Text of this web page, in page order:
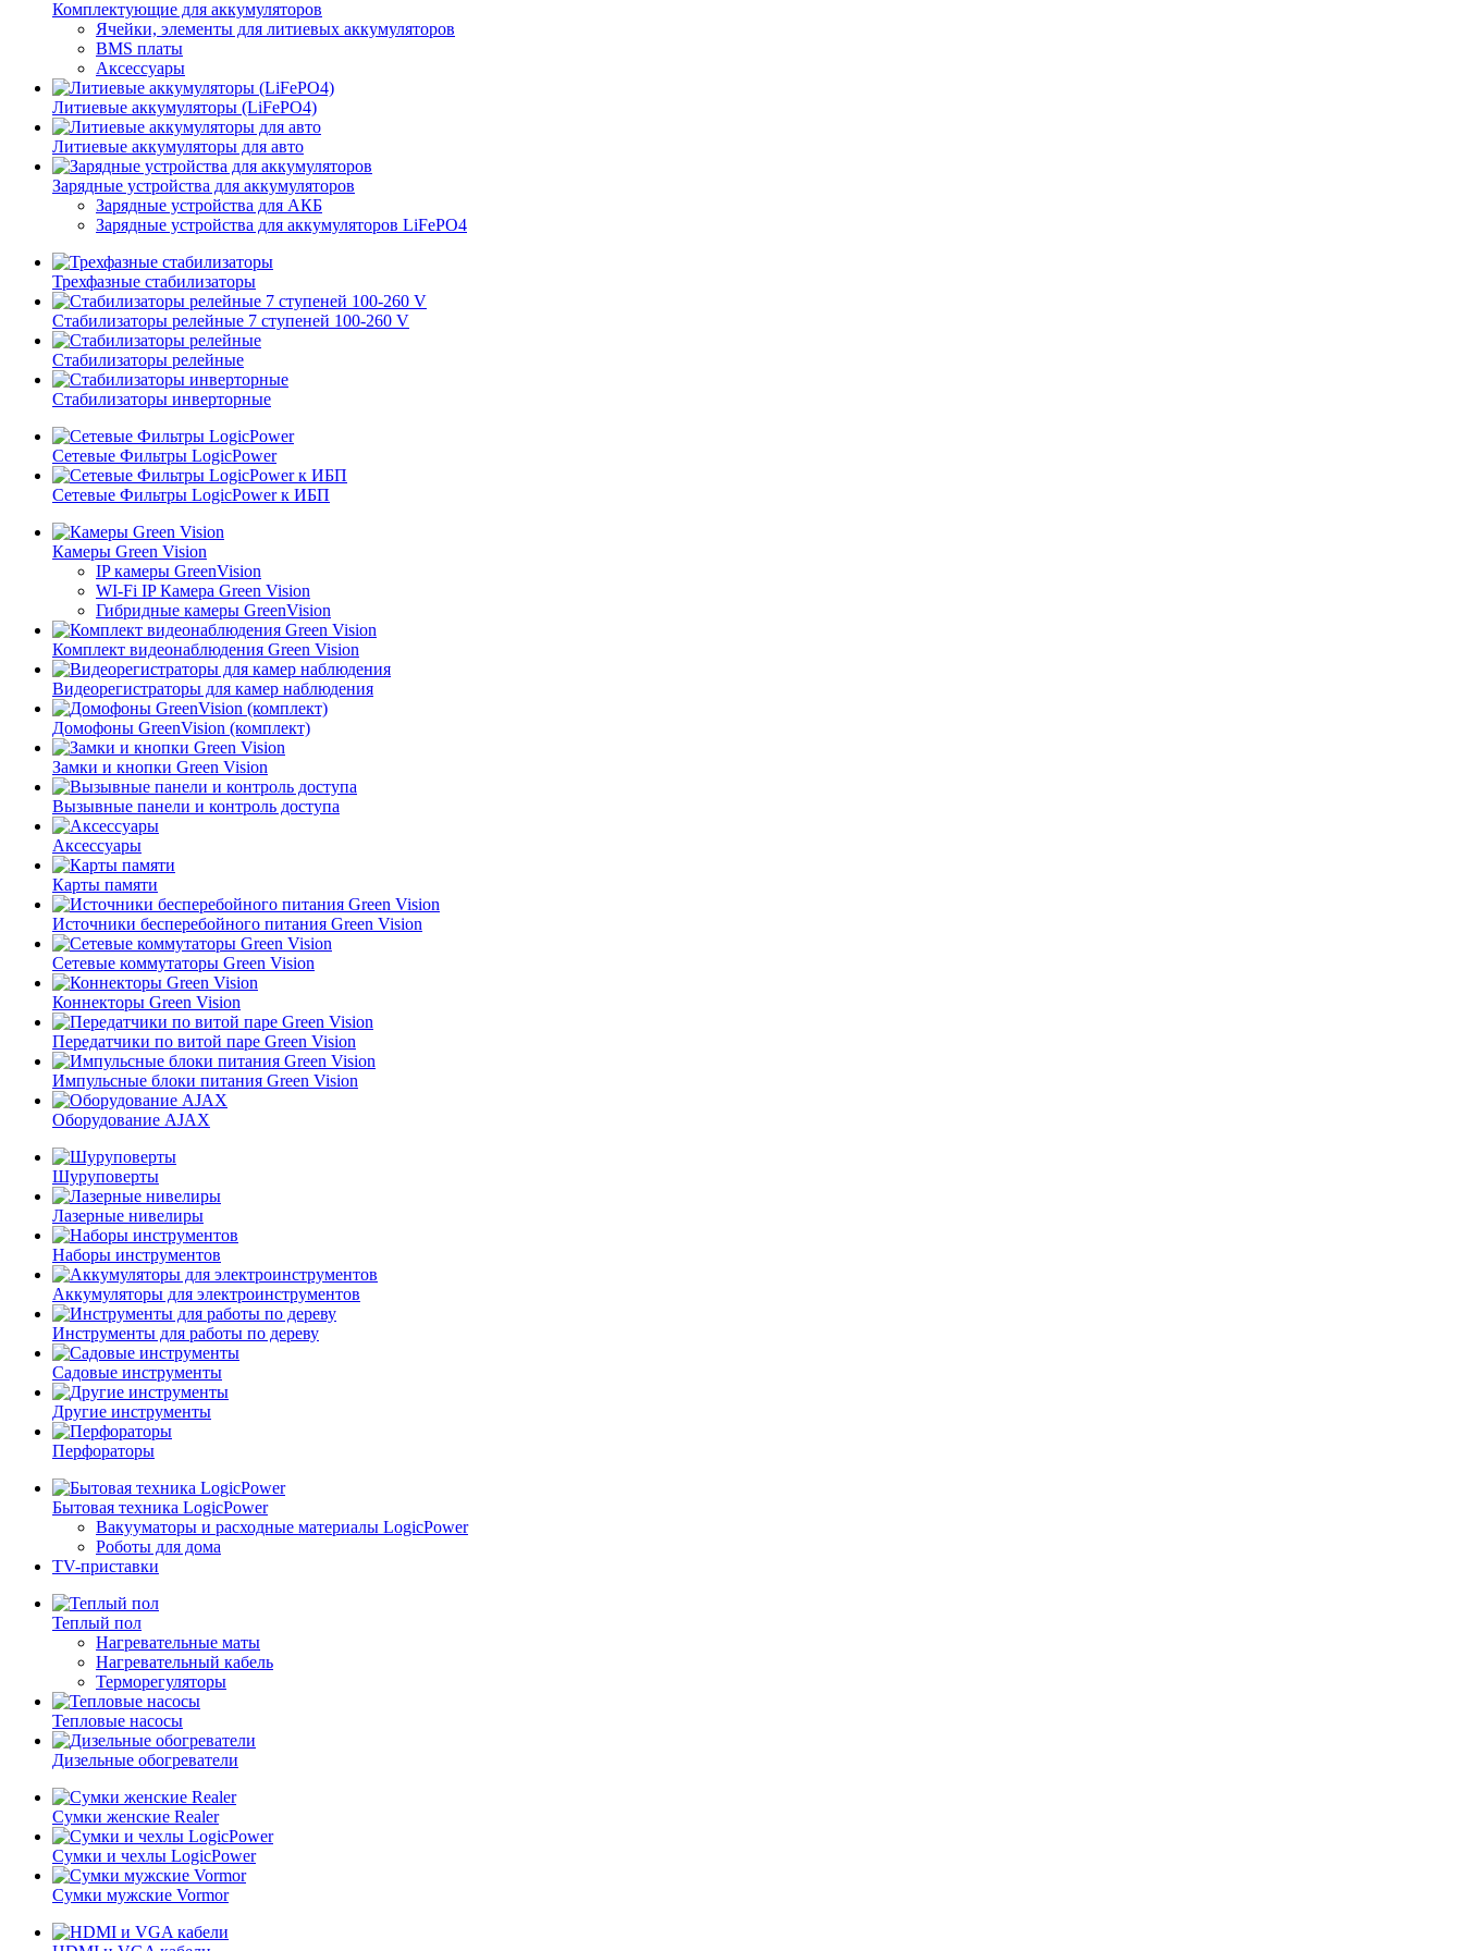
Комплектующие для аккумуляторов
Ячейки, элементы для литиевых аккумуляторов
BMS платы
Аксессуары
Литиевые аккумуляторы (LiFePО4)
Литиевые аккумуляторы для авто
Зарядные устройства для аккумуляторов
Зарядные устройства для АКБ
Зарядные устройства для аккумуляторов LiFePO4
Трехфазные стабилизаторы
Стабилизаторы релейные 7 ступеней 100-260 V
Стабилизаторы релейные
Стабилизаторы инверторные
Сетевые Фильтры LogicPower
Сетевые Фильтры LogicPower к ИБП
Камеры Green Vision
IP камеры GreenVision
WI-Fi IP Камера Green Vision
Гибридные камеры GreenVision
Комплект видеонаблюдения Green Vision
Видеорегистраторы для камер наблюдения
Домофоны GreenVision (комплект)
Замки и кнопки Green Vision
Вызывные панели и контроль доступа
Аксессуары
Карты памяти
Источники бесперебойного питания Green Vision
Сетевые коммутаторы Green Vision
Коннекторы Green Vision
Передатчики по витой паре Green Vision
Импульсные блоки питания Green Vision
Оборудование AJAX
Шуруповерты
Лазерные нивелиры
Наборы инструментов
Аккумуляторы для электроинструментов
Инструменты для работы по дереву
Садовые инструменты
Другие инструменты
Перфораторы
Бытовая техника LogicPower
Вакууматоры и расходные материалы LogicPower
Роботы для дома
TV-приставки
Теплый пол
Нагревательные маты
Нагревательный кабель
Терморегуляторы
Тепловые насосы
Дизельные обогреватели
Сумки женские Realer
Сумки и чехлы LogicPower
Сумки мужские Vormor